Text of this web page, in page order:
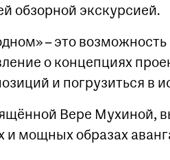
обзорной экскурсией.
– это
о концепциях
и погрузиться в
Вере Мухиной,
и мощных образах